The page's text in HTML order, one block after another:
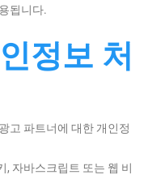
됩니다.
정보 처
고 파트너에 대한 개인정
, 자바스크립트 또는 웹 비